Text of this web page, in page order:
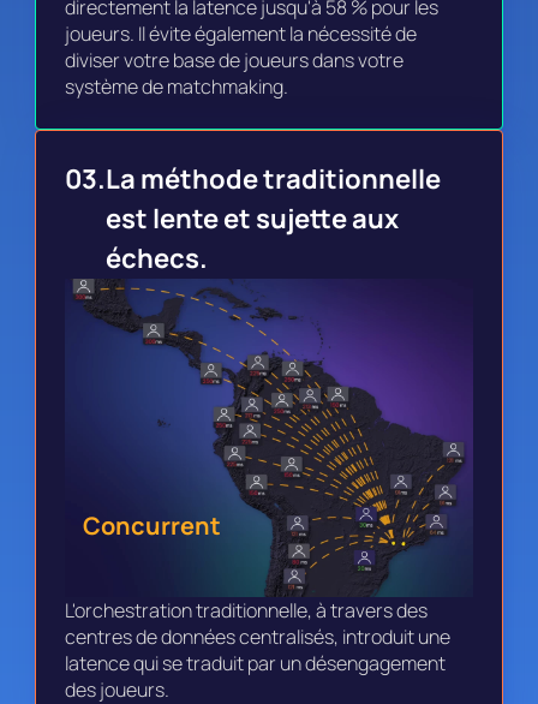
directement la latence jusqu'à 58 % pour les
joueurs. Il évite également la nécessité de
diviser votre base de joueurs dans votre
système de matchmaking.
03.La méthode traditionnelle
est lente et sujette aux
échecs.
L'orchestration traditionnelle, à travers des
centres de données centralisés, introduit une
latence qui se traduit par un désengagement
des joueurs.
Concurrent